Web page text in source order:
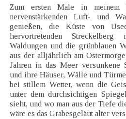
Zum ersten Male in
nervenstärkenden Luft- und
genießen, die Küste von
hervortretenden
Waldungen und die grünblauen
aus der alljährlich am
Jahren in das Meer versunkene
und ihre Häuser, Wälle und
bei stillem Wetter, wenn die
unter dem durchsichtigen
sieht, und wo man aus der Tiefe
wäre es das Grabesgeläut alter